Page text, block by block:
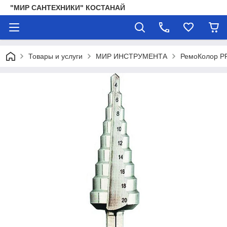
"МИР САНТЕХНИКИ" КОСТАНАЙ
Товары и услуги МИР ИНСТРУМЕНТА РемоКолор